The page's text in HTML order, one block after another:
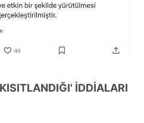
İDDİALARI